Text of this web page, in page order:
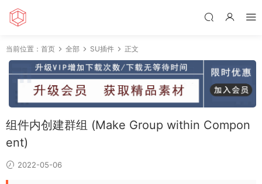
当前位置： 首页 全部 SU插件 正文
组件内创建群组 (Make Group within Compon
ent)
2022-05-06